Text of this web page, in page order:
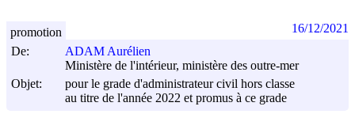
De:
ADAM Aurélien
Ministère de l'intérieur, ministère des outre-mer
Objet:
pour le grade d'administrateur civil hors classe
au titre de l'année 2022 et promus à ce grade
promotion 16/12/2021